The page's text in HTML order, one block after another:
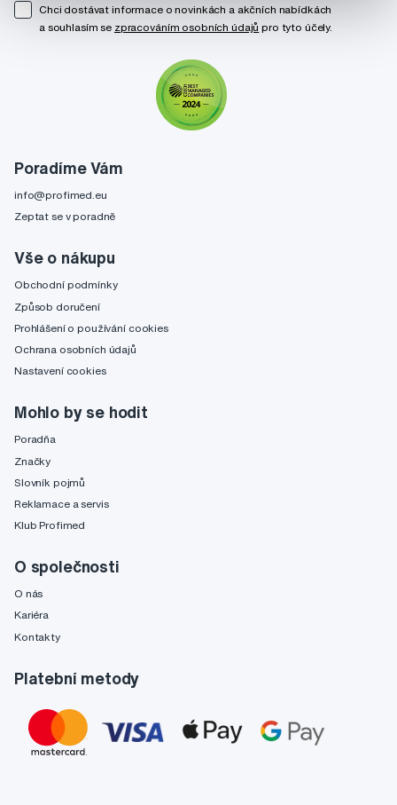
Poradíme Vám
info@profimed.eu
Zeptat se v poradně
Vše o nákupu
Obchodní podmínky
Způsob doručení
Prohlášení o používání cookies
Ochrana osobních údajů
Nastavení cookies
Mohlo by se hodit
Poradňa
Značky
Slovník pojmů
Reklamace a servis
Klub Profimed
O společnosti
O nás
Kariéra
Kontakty
Platební metody
Chci dostávat informace o novinkách a akčních nabídkách
a souhlasím se zpracováním osobních údajů pro tyto účely.